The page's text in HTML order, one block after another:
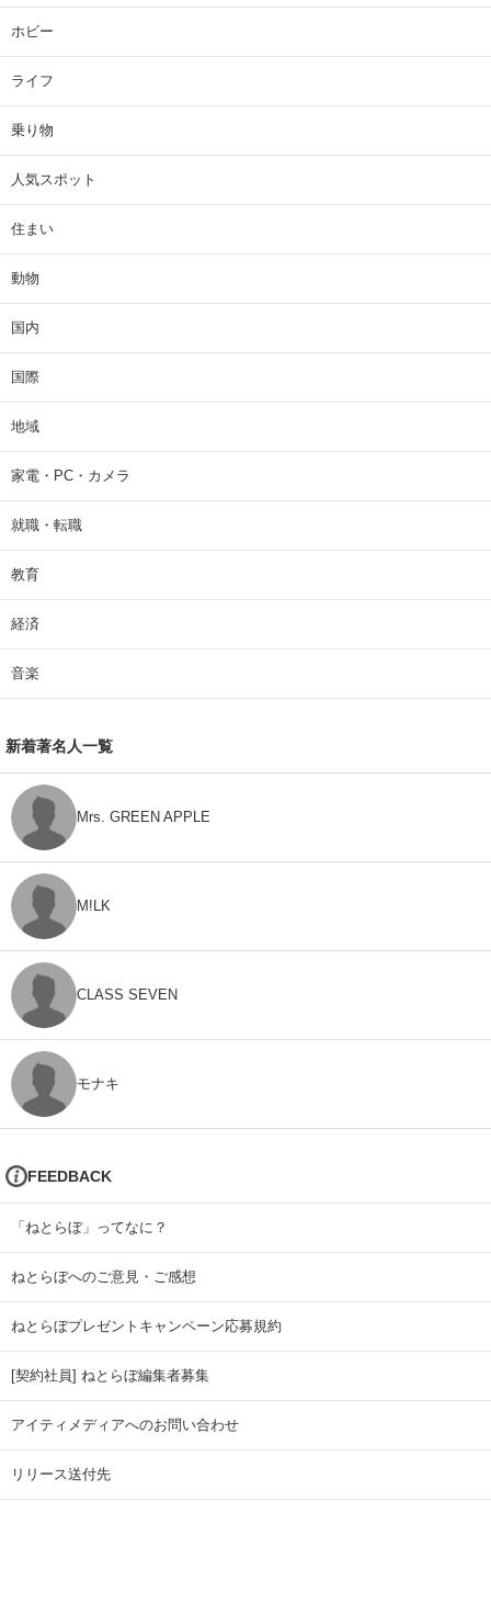
ホビー
ライフ
乗り物
人気スポット
住まい
動物
国内
国際
地域
家電・PC・カメラ
就職・転職
教育
経済
音楽
新着著名人一覧
Mrs. GREEN APPLE
M!LK
CLASS SEVEN
モナキ
FEEDBACK
「ねとらぼ」ってなに？
ねとらぼへのご意見・ご感想
ねとらぼプレゼントキャンペーン応募規約
[契約社員] ねとらぼ編集者募集
アイティメディアへのお問い合わせ
リリース送付先